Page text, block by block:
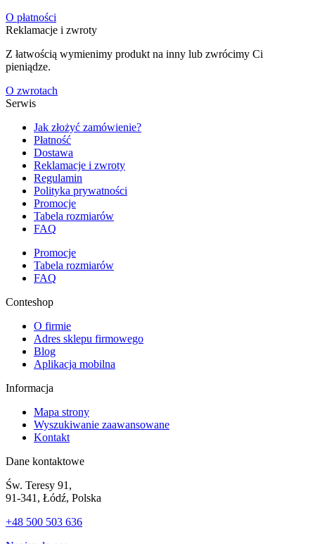
O płatności
Reklamacje i zwroty
Z łatwością wymienimy produkt na inny lub zwrócimy Ci
pieniądze.
O zwrotach
Serwis
Jak złożyć zamówienie?
Płatność
Dostawa
Reklamacje i zwroty
Regulamin
Polityka prywatności
Promocje
Tabela rozmiarów
FAQ
Promocje
Tabela rozmiarów
FAQ
Conteshop
O firmie
Adres sklepu firmowego
Blog
Aplikacja mobilna
Informacja
Mapa strony
Wyszukiwanie zaawansowane
Kontakt
Dane kontaktowe
Św. Teresy 91,
91-341, Łódź, Polska
+48 500 503 636